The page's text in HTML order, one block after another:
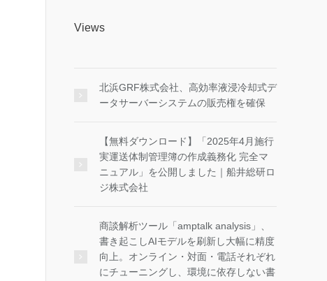
Views
北浜GRF株式会社、高効率液浸冷却式デ
ータサーバーシステムの販売権を確保
【無料ダウンロード】「2025年4月施行
実運送体制管理簿の作成義務化 完全マ
ニュアル」を公開しました｜船井総研ロ
ジ株式会社
商談解析ツール「amptalk analysis」、
書き起こしAIモデルを刷新し大幅に精度
向上。オンライン・対面・電話それぞれ
にチューニングし、環境に依存しない書